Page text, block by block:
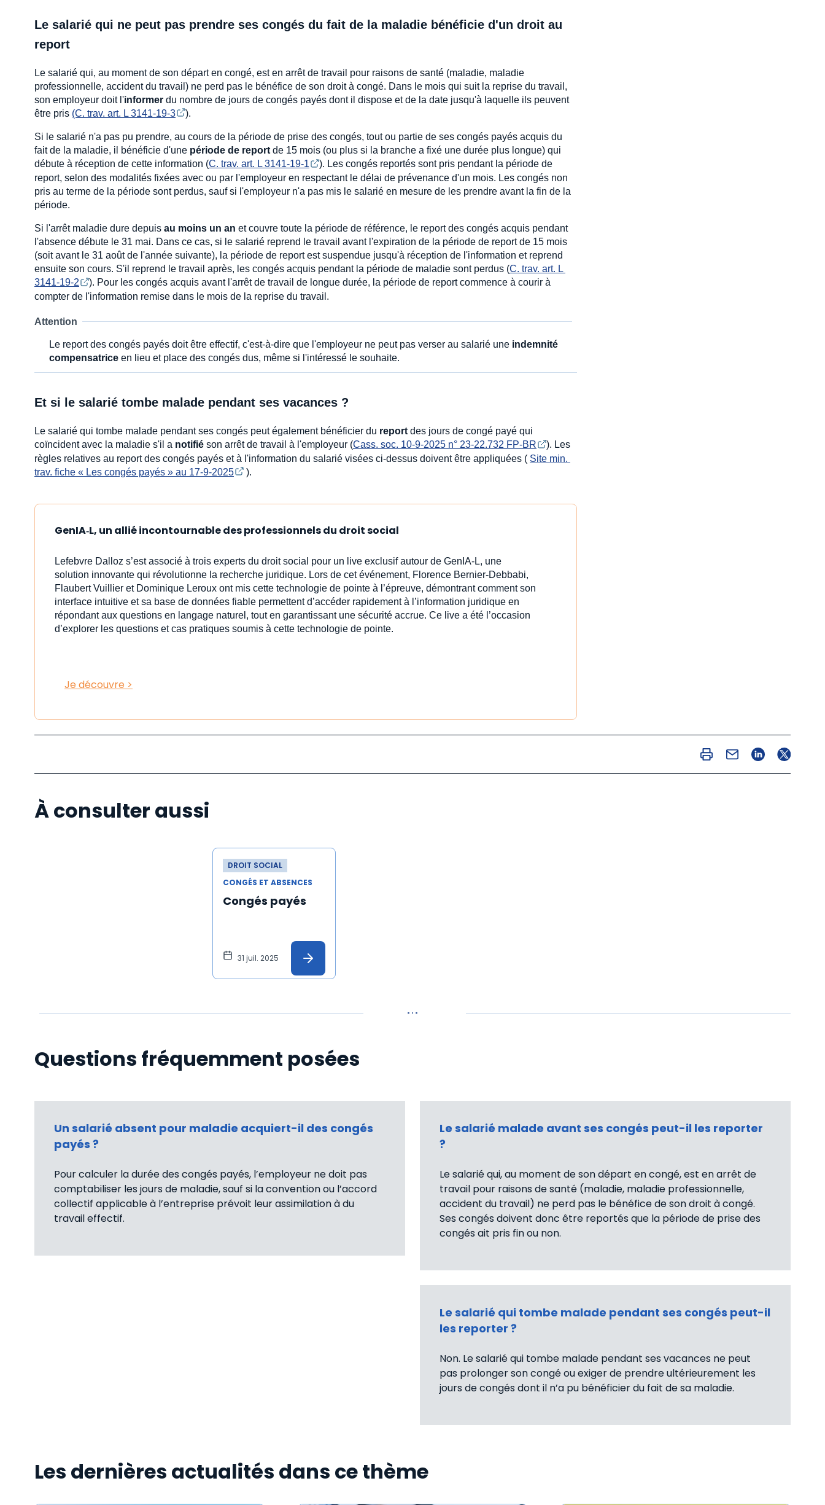
Le salarié qui ne peut pas prendre ses congés du fait de la maladie bénéficie d'un droit au
report
Le salarié qui, au moment de son départ en congé, est en arrêt de travail pour raisons de santé (maladie, maladie
professionnelle, accident du travail) ne perd pas le bénéfice de son droit à congé. Dans le mois qui suit la reprise du travail,
son employeur doit l'informer du nombre de jours de congés payés dont il dispose et de la date jusqu'à laquelle ils peuvent
être pris (C. trav. art. L 3141-19-3 ).
Si le salarié n'a pas pu prendre, au cours de la période de prise des congés, tout ou partie de ses congés payés acquis du
fait de la maladie, il bénéficie d'une période de report de 15 mois (ou plus si la branche a fixé une durée plus longue) qui
débute à réception de cette information (C. trav. art. L 3141-19-1
). Les congés reportés sont pris pendant la période de
report, selon des modalités fixées avec ou par l'employeur en respectant le délai de prévenance d'un mois. Les congés non
pris au terme de la période sont perdus, sauf si l'employeur n'a pas mis le salarié en mesure de les prendre avant la fin de la
période.
Si l'arrêt maladie dure depuis au moins un an et couvre toute la période de référence, le report des congés acquis pendant
l'absence débute le 31 mai. Dans ce cas, si le salarié reprend le travail avant l'expiration de la période de report de 15 mois
(soit avant le 31 août de l'année suivante), la période de report est suspendue jusqu'à réception de l'information et reprend
ensuite son cours. S'il reprend le travail après, les congés acquis pendant la période de maladie sont perdus (C. trav. art. L
3141-19-2
). Pour les congés acquis avant l'arrêt de travail de longue durée, la période de report commence à courir à
compter de l'information remise dans le mois de la reprise du travail.
Attention
Le report des congés payés doit être effectif, c'est-à-dire que l'employeur ne peut pas verser au salarié une indemnité
compensatrice en lieu et place des congés dus, même si l'intéressé le souhaite.
Et si le salarié tombe malade pendant ses vacances ?
Le salarié qui tombe malade pendant ses congés peut également bénéficier du report des jours de congé payé qui
coïncident avec la maladie s'il a notifié son arrêt de travail à l'employeur (Cass. soc. 10-9-2025 n° 23-22.732 FP-BR
). Les
règles relatives au report des congés payés et à l'information du salarié visées ci-dessus doivent être appliquées ( Site min.
trav. fiche « Les congés payés » au 17-9-2025
).
GenIA‑L, un allié incontournable des professionnels du droit social
Lefebvre Dalloz s’est associé à trois experts du droit social pour un live exclusif autour de GenIA‑L, une
solution innovante qui révolutionne la recherche juridique. Lors de cet événement, Florence Bernier-Debbabi,
Flaubert Vuillier et Dominique Leroux ont mis cette technologie de pointe à l’épreuve, démontrant comment son
interface intuitive et sa base de données fiable permettent d’accéder rapidement à l’information juridique en
répondant aux questions en langage naturel, tout en garantissant une sécurité accrue. Ce live a été l’occasion
d’explorer les questions et cas pratiques soumis à cette technologie de pointe.
Je découvre >
À consulter aussi
DROIT SOCIAL
CONGÉS ET ABSENCES
Congés payés
31 juil. 2025
Questions fréquemment posées
Un salarié absent pour maladie acquiert-il des congés
payés ?
Pour calculer la durée des congés payés, l’employeur ne doit pas
comptabiliser les jours de maladie, sauf si la convention ou l’accord
collectif applicable à l’entreprise prévoit leur assimilation à du
travail effectif.
Le salarié malade avant ses congés peut-il les reporter
?
Le salarié qui, au moment de son départ en congé, est en arrêt de
travail pour raisons de santé (maladie, maladie professionnelle,
accident du travail) ne perd pas le bénéfice de son droit à congé.
Ses congés doivent donc être reportés que la période de prise des
congés ait pris fin ou non.
Le salarié qui tombe malade pendant ses congés peut-il
les reporter ?
Non. Le salarié qui tombe malade pendant ses vacances ne peut
pas prolonger son congé ou exiger de prendre ultérieurement les
jours de congés dont il n’a pu bénéficier du fait de sa maladie.
Les dernières actualités dans ce thème